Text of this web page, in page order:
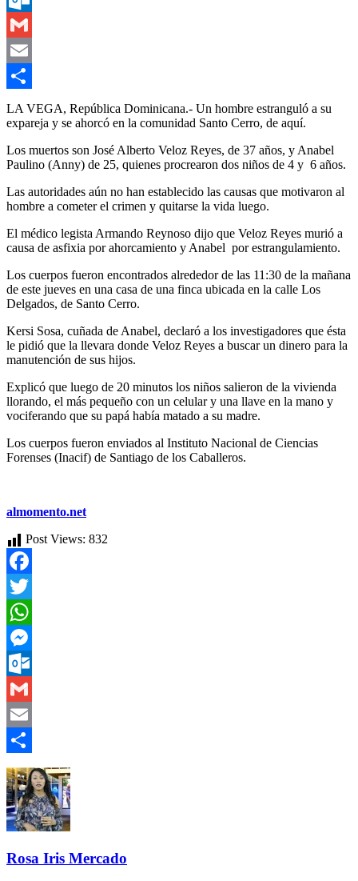
Outlook.com
Gmail
Email
Compartir
LA VEGA, República Dominicana.- Un hombre estranguló a su
expareja y se ahorcó en la comunidad Santo Cerro, de aquí.
Los muertos son José Alberto Veloz Reyes, de 37 años, y Anabel
Paulino (Anny) de 25, quienes procrearon dos niños de 4 y 6 años.
Las autoridades aún no han establecido las causas que motivaron al
hombre a cometer el crimen y quitarse la vida luego.
El médico legista Armando Reynoso dijo que Veloz Reyes murió a
causa de asfixia por ahorcamiento y Anabel por estrangulamiento.
Los cuerpos fueron encontrados alrededor de las 11:30 de la mañana
de este jueves en una casa de una finca ubicada en la calle Los
Delgados, de Santo Cerro.
Kersi Sosa, cuñada de Anabel, declaró a los investigadores que ésta
le pidió que la llevara donde Veloz Reyes a buscar un dinero para la
manutención de sus hijos.
Explicó que luego de 20 minutos los niños salieron de la vivienda
llorando, el más pequeño con un celular y una llave en la mano y
vociferando que su papá había matado a su madre.
Los cuerpos fueron enviados al Instituto Nacional de Ciencias
Forenses (Inacif) de Santiago de los Caballeros.
almomento.net
Post Views: 832
Facebook
Twitter
WhatsApp
Messenger
Outlook.com
Gmail
Email
Compartir
Rosa Iris Mercado